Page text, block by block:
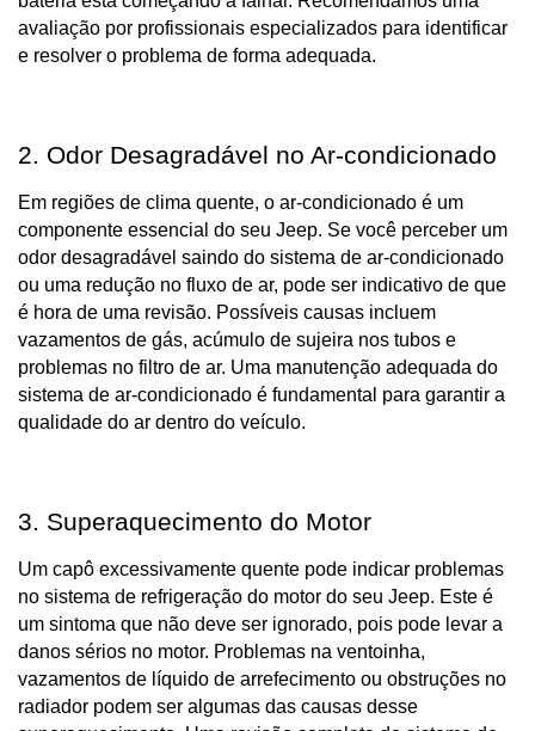
avaliação por profissionais especializados para identificar
e resolver o problema de forma adequada.
2. Odor Desagradável no Ar-condicionado
Em regiões de clima quente, o ar-condicionado é um
componente essencial do seu Jeep. Se você perceber um
odor desagradável saindo do sistema de ar-condicionado
ou uma redução no fluxo de ar, pode ser indicativo de que
é hora de uma revisão. Possíveis causas incluem
vazamentos de gás, acúmulo de sujeira nos tubos e
problemas no filtro de ar. Uma manutenção adequada do
sistema de ar-condicionado é fundamental para garantir a
qualidade do ar dentro do veículo.
3. Superaquecimento do Motor
Um capô excessivamente quente pode indicar problemas
no sistema de refrigeração do motor do seu Jeep. Este é
um sintoma que não deve ser ignorado, pois pode levar a
danos sérios no motor. Problemas na ventoinha,
vazamentos de líquido de arrefecimento ou obstruções no
radiador podem ser algumas das causas desse